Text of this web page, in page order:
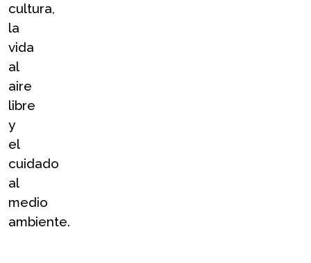
cultura,
la
vida
al
aire
libre
y
el
cuidado
al
medio
ambiente.